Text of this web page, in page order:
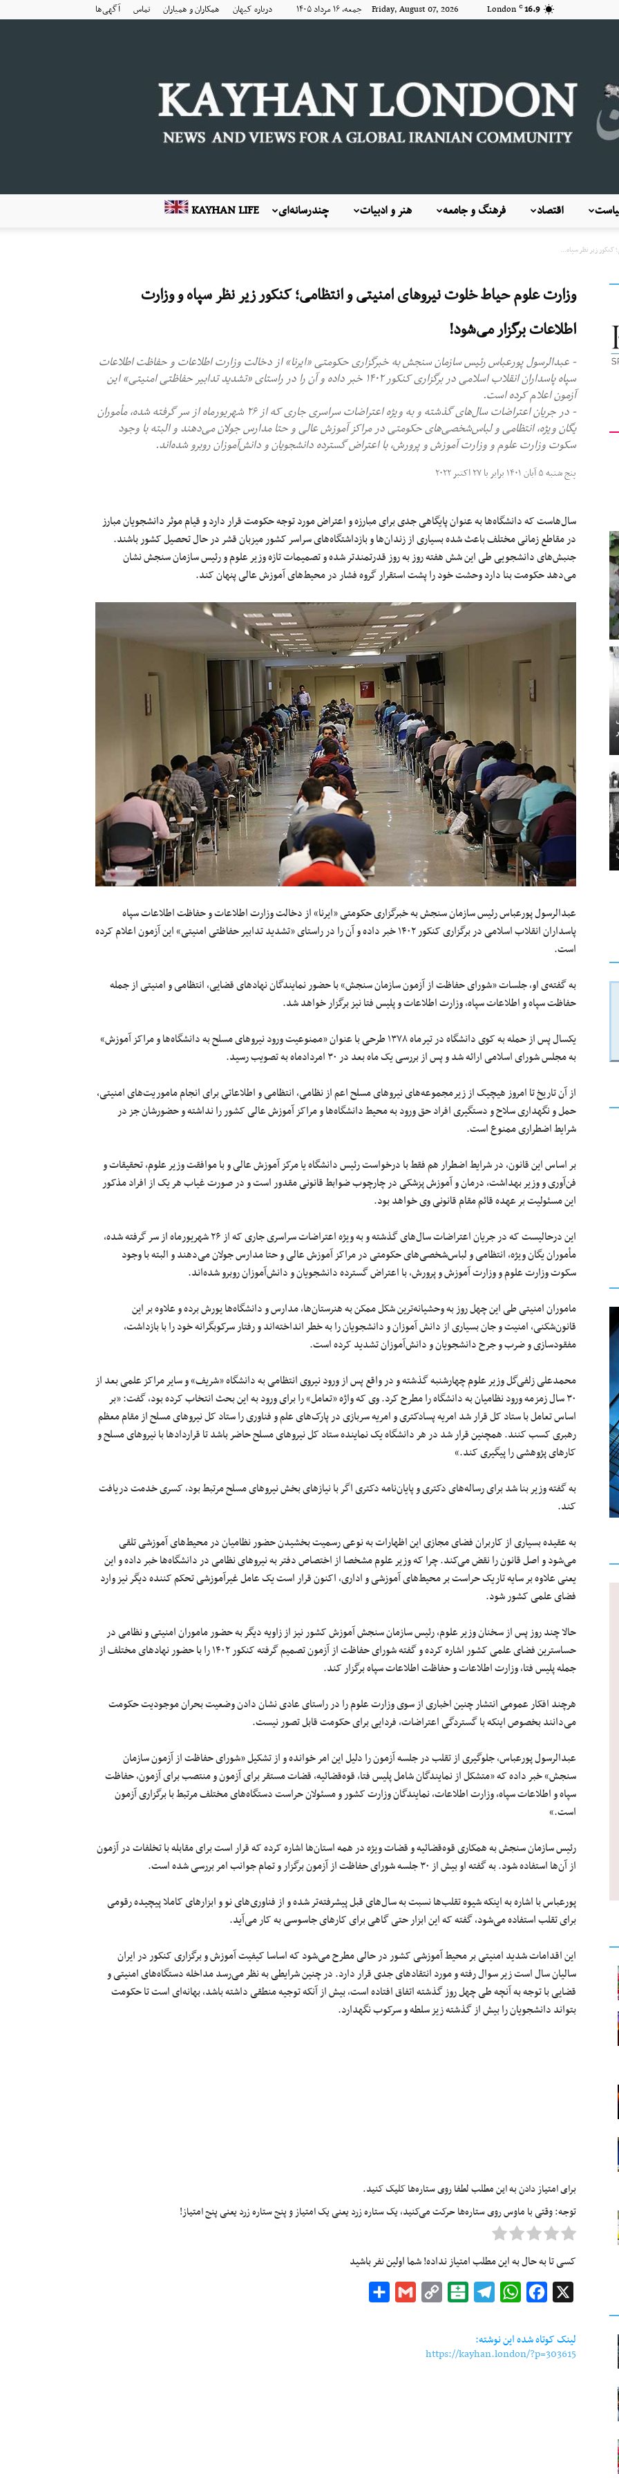
16.9
C
London Friday, August 07, 2026 جمعه, ۱۶ مرداد ۱۴۰۵ درباره کیهان همکاران و همیاران تماس آگهی‌ها
کیهان
لندن
KAYHAN LIFE چندرسانه‌ای هنر و ادبیات فرهنگ و جامعه اقتصاد
کنکور زیر نظر سپاه...
وزارت علوم حیاط‌ خلوت نیروهای امنیتی و انتظامی؛ کنکور زیر نظر سپاه و وزارت
اطلاعات برگزار می‌شود!
- عبدالرسول پورعباس رئیس سازمان سنجش به خبرگزاری حکومتی «ایرنا» از دخالت وزارت اطلاعات و حفاظت اطلاعات
سپاه پاسداران انقلاب اسلامی در برگزاری کنکور ۱۴۰۲ خبر داده و آن را در راستای «تشدید تدابیر حفاظتی امنیتی» این
آزمون اعلام کرده است.
- در جریان اعتراضات سال‌های گذشته و به ویژه اعتراضات سراسری جاری که از ۲۶ شهریورماه از سر گرفته شده، مأموران
یگان ویژه، انتظامی و لباس‌شخصی‌های حکومتی در مراکز آموزش عالی و حتا مدارس جولان می‌دهند و البته با وجود
سکوت وزارت علوم و وزارت آموزش و پرورش، با اعتراض گسترده دانشجویان و دانش‌آموزان روبرو شده‌اند.
پنج شنبه ۵ آبان ۱۴۰۱ برابر با ۲۷ اکتبر ۲۰۲۲
سال‌هاست که دانشگاه‌ها به عنوان پایگاهی جدی برای مبارزه و اعتراض مورد توجه حکومت قرار دارد و قیام موثر دانشجویان مبارز
در مقاطع زمانی مختلف باعث شده بسیاری از زندان‌ها و بازداشتگاه‌های سراسر کشور میزبان قشر در حال تحصیل کشور باشند.
جنبش‌های دانشجویی طی این شش هفته روز به روز قدرتمندتر شده و تصمیمات تازه وزیر علوم و رئیس سازمان سنجش نشان
می‌دهد حکومت بنا دارد وحشت خود را پشت استقرار گروه فشار در محیط‌های آموزش عالی پنهان کند.
عبدالرسول پورعباس رئیس سازمان سنجش به خبرگزاری حکومتی «ایرنا» از دخالت وزارت اطلاعات و حفاظت اطلاعات سپاه
پاسداران انقلاب اسلامی در برگزاری کنکور ۱۴۰۲ خبر داده و آن را در راستای «تشدید تدابیر حفاظتی امنیتی» این آزمون اعلام کرده
است.
به گفته‌ی او، جلسات «شورای حفاظت از آزمون سازمان سنجش» با حضور نمایندگان نهادهای قضایی،‌ انتظامی و امنیتی از جمله
حفاظت سپاه و اطلاعات سپاه، وزارت اطلاعات و پلیس فتا نیز برگزار خواهد شد.
یکسال پس از حمله به کوی دانشگاه در تیرماه ۱۳۷۸ طرحی با عنوان «ممنوعیت ورود نیروهای مسلح به دانشگاه‌ها و مراکز آموزش»
به مجلس شورای اسلامی ارائه شد و پس از بررسی یک ماه بعد در ۳۰ امردادماه به تصویب رسید.
از آن تاریخ تا امروز هیچیک از زیرمجموعه‌های نیروهای مسلح اعم از نظامی، انتظامی و اطلاعاتی برای انجام ماموریت‌های امنیتی،
حمل و نگهداری سلاح و دستگیری افراد حق ورود به محیط دانشگاه‌ها و مراکز آموزش عالی کشور را نداشته و حضورشان جز در
شرایط اضطراری ممنوع است.
بر اساس این قانون، در شرایط اضطرار هم فقط با درخواست رئیس دانشگاه یا مرکز آموزش عالی و با موافقت وزیر علوم، تحقیقات و
فن‌آوری و وزیر بهداشت، درمان و آموزش پزشکی در چارچوب ضوابط قانونی مقدور است و در صورت غیاب هر یک از افراد مذکور
این مسئولیت بر عهده قائم مقام قانونی وی خواهد بود.
این درحالیست که در جریان اعتراضات سال‌های گذشته و به ویژه اعتراضات سراسری جاری که از ۲۶ شهریورماه از سر گرفته شده،
مأموران یگان ویژه، انتظامی و لباس‌شخصی‌های حکومتی در مراکز آموزش عالی و حتا مدارس جولان می‌دهند و البته با وجود
سکوت وزارت علوم و وزارت آموزش و پرورش، با اعتراض گسترده دانشجویان و دانش‌آموزان روبرو شده‌اند.
ماموران امنیتی طی این چهل روز به وحشیانه‌ترین شکل ممکن به هنرستان‌ها، مدارس و دانشگاه‌ها ‌یورش برده و علاوه بر این
قانون‌شکنی، امنیت و جان بسیاری از دانش آموزان و دانشجویان را به خطر انداخته‌اند و رفتار سرکوبگرانه خود را با بازداشت،
مفقودسازی و ضرب و جرح دانشجویان و دانش‌آموزان تشدید کرده است.
محمدعلی زلفی‌گل وزیر علوم چهارشنبه گذشته و در واقع پس از ورود نیروی انتظامی به دانشگاه «شریف» و سایر مراکز علمی بعد از
۳۰ سال زمزمه ورود نظامیان به دانشگاه را مطرح کرد. وی که واژه «تعامل» را برای ورود به این بحث انتخاب کرده بود، گفت: «بر
اساس تعامل با ستاد کل قرار شد امریه پسادکتری و امریه سربازی در پارک‌های علم و فناوری را ستاد کل نیروهای مسلح از مقام معظم
رهبری کسب کنند. همچنین قرار شد در هر دانشگاه یک نماینده ستاد کل نیروهای مسلح حاضر باشد تا قراردادها با نیروهای مسلح و
کارهای پژوهشی را پیگیری کند.»
به گفته وزیر بنا شد برای رساله‌های دکتری و پایان‌نامه دکتری اگر با نیازهای بخش نیروهای مسلح مرتبط بود، کسری خدمت دریافت
کند.
به عقیده بسیاری از کاربران فضای مجازی این اظهارات به نوعی رسمیت بخشیدن حضور نظامیان در محیط‌های آموزشی تلقی
می‌شود و اصل قانون را نقض می‌کند. چرا که وزیر علوم مشخصا از اختصاص دفتر به نیروهای نظامی در دانشگاه‌ها خبر داده و این
یعنی علاوه بر سایه تاریک حراست بر محیط‌های آموزشی و اداری، اکنون قرار است یک عامل غیرآموزشی تحکم کننده دیگر نیز وارد
فضای علمی کشور شود.
حالا چند روز پس از سخنان وزیر علوم، رئیس سازمان سنجش آموزش کشور نیز از زاویه دیگر به حضور ماموران امنیتی و نظامی در
حساسترین فضای علمی کشور اشاره کرده و گفته شورای حفاظت از آزمون تصمیم گرفته کنکور ۱۴۰۲ را با حضور نهادهای مختلف از
جمله پلیس فتا، وزارت اطلاعات و حفاظت اطلاعات سپاه برگزار کند.
هرچند افکار عمومی انتشار چنین اخباری از سوی وزارت علوم را در راستای عادی‌ نشان دادن وضعیت بحران موجودیت حکومت
می‌دانند بخصوص اینکه با گستردگی اعتراضات، فردایی برای حکومت قابل تصور نیست.
عبدالرسول پورعباس، جلوگیری از تقلب در جلسه آزمون را دلیل این امر خوانده و از تشکیل «شورای حفاظت از آزمون سازمان
سنجش» خبر داده که «متشکل از نمایندگان شامل پلیس فتا، قوه‌قضائیه، قضات مستقر برای آزمون و منتصب برای آزمون، حفاظت
سپاه و اطلاعات سپاه، وزارت اطلاعات، نمایندگان وزارت کشور و مسئولان حراست دستگاه‌های مختلف مرتبط با برگزاری آزمون
است.»
رئیس سازمان سنجش به همکاری قوه‌قضائیه و قضات ویژه در همه استان‌ها اشاره کرده که قرار است برای مقابله با تخلفات در آزمون
از آن‌ها استفاده شود. به گفته او بیش از ۳۰ جلسه شورای حفاظت از آزمون برگزار و تمام جوانب امر بررسی شده است.
پورعباس با اشاره به اینکه شیوه تقلب‌ها نسبت به سال‌های قبل پیشرفته‌تر شده و از فناوری‌های نو و ابزارهای کاملا پیچیده رقومی
برای تقلب استفاده می‌شود، گفته که این ابزار حتی گاهی برای کارهای جاسوسی به کار می‌آید.
این اقدامات شدید امنیتی بر محیط آموزشی کشور در حالی مطرح می‌شود که اساسا کیفیت آموزش و برگزاری کنکور در ایران
سالیان سال است زیر سوال رفته و مورد انتقادهای جدی قرار دارد. در چنین شرایطی به نظر می‌رسد مداخله دستگاه‌های امنیتی و
قضایی با توجه به آنچه طی چهل روز گذشته اتفاق افتاده است، بیش از آنکه توجیه منطقی داشته باشد، بهانه‌ای است تا حکومت
بتواند دانشجویان را بیش از گذشته زیز سلطه و سرکوب نگهدارد.
برای امتیاز دادن به این مطلب لطفا روی ستاره‌ها کلیک کنید.
توجه: وقتی با ماوس روی ستاره‌ها حرکت می‌کنید، یک ستاره زرد یعنی یک امتیاز و پنج ستاره زرد یعنی پنج امتیاز!
کسی تا به حال به این مطلب امتیاز نداده! شما اولین نفر باشید
Facebook
WhatsApp
Telegram
Balatarin
Copy
Gmail
لینک کوتاه شده این نوشته:
https://kayhan.london/?p=303615